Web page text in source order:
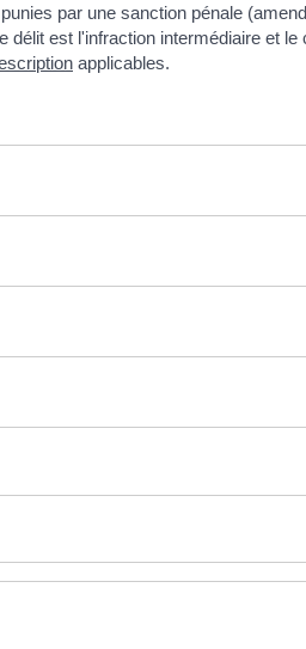
punies par une sanction pénale
est l'infraction intermédiaire et
applicables.